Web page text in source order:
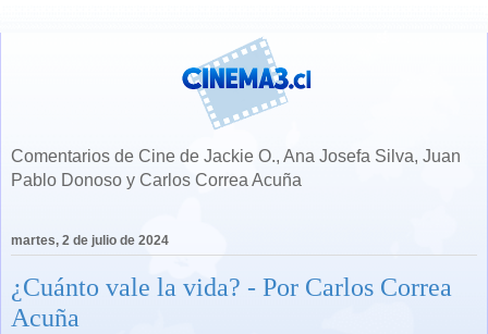
Comentarios de Cine de Jackie O., Ana Josefa Silva, Juan
Pablo Donoso y Carlos Correa Acuña
martes, 2 de julio de 2024
¿Cuánto vale la vida? - Por Carlos Correa
Acuña